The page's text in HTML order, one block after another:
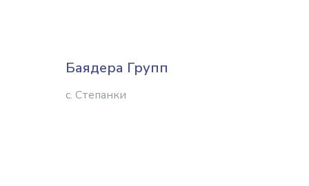
Баядера Групп
с. Степанки